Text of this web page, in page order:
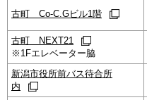
古町 Co-C.Gビル1階
古町 NEXT21
※1Fエレベーター脇
新潟市役所前バス待合所
内